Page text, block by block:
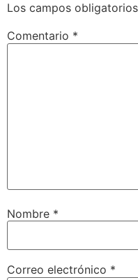
Los campos
Comentario *
Nombre *
Correo electrónico *